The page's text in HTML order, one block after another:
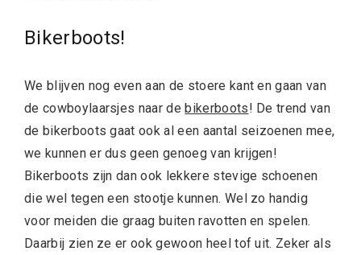
Bikerboots!
We blijven nog even aan de stoere kant en gaan van
de cowboylaarsjes naar debikerboots! De trend van
de bikerboots gaat ook al een aantal seizoenen mee,
we kunnen er dus geen genoeg van krijgen!
Bikerboots zijn dan ook lekkere stevige schoenen
die wel tegen een stootje kunnen. Wel zo handig
voor meiden die graag buiten ravotten en spelen.
Daarbij zien ze er ook gewoon heel tof uit. Zeker als